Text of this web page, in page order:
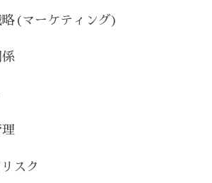
略(マーケティング)
係
スク